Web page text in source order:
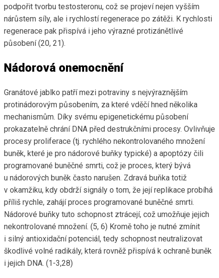
podpořit tvorbu testosteronu, což se projeví nejen vyšším
nárůstem síly, ale i rychlostí regenerace po zátěži. K rychlosti
regenerace pak přispívá i jeho výrazné protizánětlivé
působení (20, 21).
Nádorová onemocnění
Granátové jablko patří mezi potraviny s nejvýraznějším
protinádorovým působením, za které vděčí hned několika
mechanismům. Díky svému epigenetickému působení
prokazatelně chrání DNA před destrukčními procesy. Ovlivňuje
procesy proliferace (tj. rychlého nekontrolovaného množení
buněk, které je pro nádorové buňky typické) a apoptózy čili
programované buněčné smrti, což je proces, který bývá
u nádorových buněk často narušen. Zdravá buňka totiž
v okamžiku, kdy obdrží signály o tom, že její replikace probíhá
příliš rychle, zahájí proces programované buněčné smrti.
Nádorové buňky tuto schopnost ztrácejí, což umožňuje jejich
nekontrolované množení. (5, 6) Kromě toho je nutné zmínit
i silný antioxidační potenciál, tedy schopnost neutralizovat
škodlivé volné radikály, která rovněž přispívá k ochraně buněk
i jejich DNA. (1-3,28)